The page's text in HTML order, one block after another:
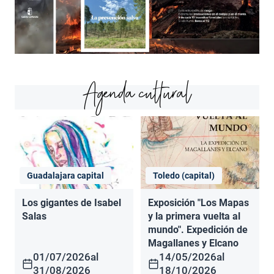
Agenda cultural
Guadalajara capital
Los gigantes de Isabel
Salas
01/07/2026al
31/08/2026
Toledo (capital)
Exposición "Los Mapas
y la primera vuelta al
mundo". Expedición de
Magallanes y Elcano
14/05/2026al
18/10/2026